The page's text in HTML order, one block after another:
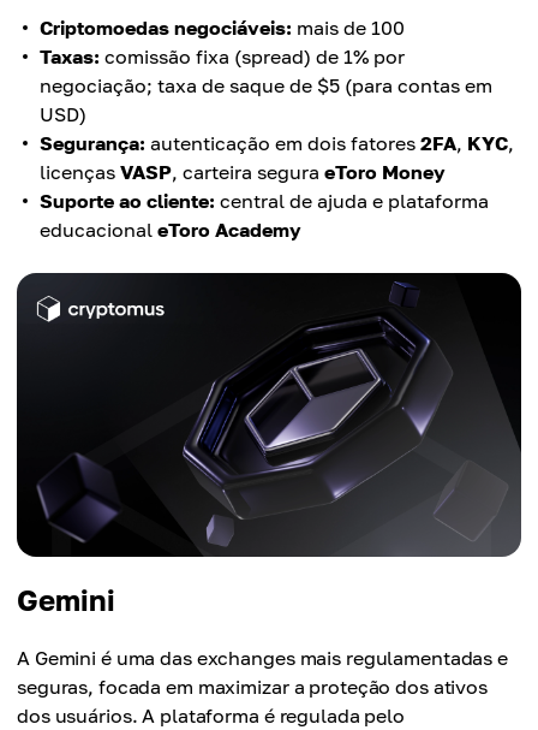
Criptomoedas negociáveis: mais de 100
Taxas: comissão fixa (spread) de 1% por
negociação; taxa de saque de $5 (para contas em
USD)
Segurança: autenticação em dois fatores 2FA, KYC,
licenças VASP, carteira segura eToro Money
Suporte ao cliente: central de ajuda e plataforma
educacional eToro Academy
Gemini
A Gemini é uma das exchanges mais regulamentadas e
seguras, focada em maximizar a proteção dos ativos
dos usuários. A plataforma é regulada pelo